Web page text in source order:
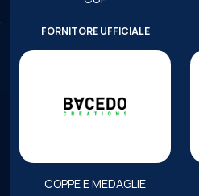
FORNITORE UFFICIALE
COPPE E MEDAGLIE